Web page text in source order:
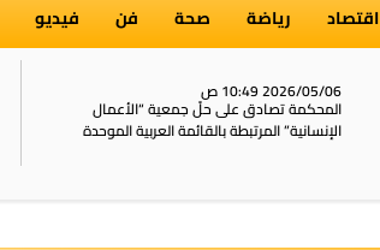
اقتصاد رياضة صحة فن فيديو
2026/05/06 10:49 ص
المحكمة تصادق على حلّ جمعية “الأعمال
الإنسانية” المرتبطة بالقائمة العربية الموحدة